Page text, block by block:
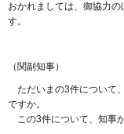
おかれましては、御協力
す。
（関副知事）
ただいまの3件について
ですか。
この3件について、知事